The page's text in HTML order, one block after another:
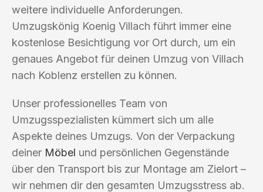
weitere individuelle Anforderungen.
Umzugskönig Koenig Villach führt immer eine
kostenlose Besichtigung vor Ort durch, um ein
genaues Angebot für deinen Umzug von Villach
nach Koblenz erstellen zu können.
Unser professionelles Team von
Umzugsspezialisten kümmert sich um alle
Aspekte deines Umzugs. Von der Verpackung
deiner Möbel und persönlichen Gegenstände
über den Transport bis zur Montage am Zielort –
wir nehmen dir den gesamten Umzugsstress ab.